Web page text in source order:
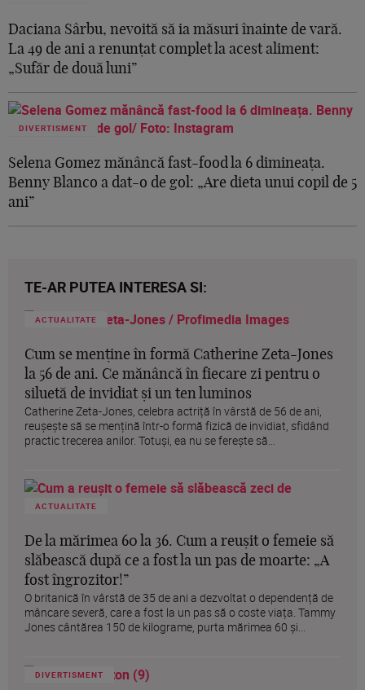
Daciana Sârbu, nevoită să ia măsuri înainte de vară.
La 49 de ani a renunțat complet la acest aliment:
„Sufăr de două luni”
DIVERTISMENT
Selena Gomez mănâncă fast-food la 6 dimineața.
Benny Blanco a dat-o de gol: „Are dieta unui copil de 5
ani”
TE-AR PUTEA INTERESA SI:
ACTUALITATE
Cum se menține în formă Catherine Zeta-Jones
la 56 de ani. Ce mănâncă în fiecare zi pentru o
siluetă de invidiat și un ten luminos
Catherine Zeta-Jones, celebra actriță în vârstă de 56 de ani,
reușește să se mențină într-o formă fizică de invidiat, sfidând
practic trecerea anilor. Totuși, ea nu se ferește să...
ACTUALITATE
De la mărimea 60 la 36. Cum a reușit o femeie să
slăbească după ce a fost la un pas de moarte: „A
fost îngrozitor!”
O britanică în vârstă de 35 de ani a dezvoltat o dependență de
mâncare severă, care a fost la un pas să o coste viața. Tammy
Jones cântărea 150 de kilograme, purta mărimea 60 și...
DIVERTISMENT